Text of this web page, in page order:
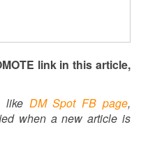
link in this article,
like DM Spot FB page,
when a new article is